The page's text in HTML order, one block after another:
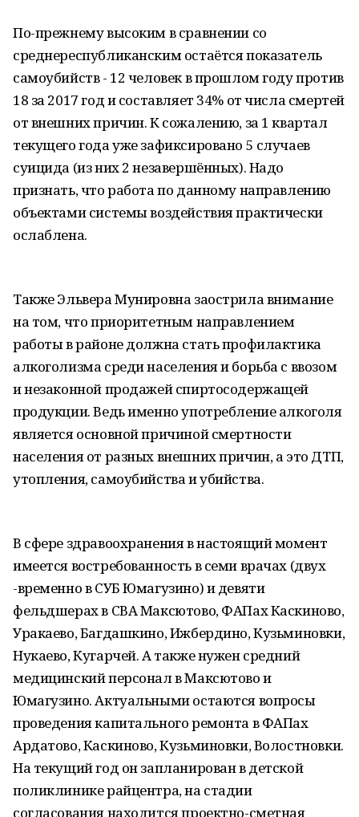
По-прежнему высоким в сравнении со
среднереспубликанским остаётся показатель
самоубийств - 12 человек в прошлом году против
18 за 2017 год и составляет 34% от числа смертей
от внешних причин. К сожалению, за 1 квартал
текущего года уже зафиксировано 5 случаев
суицида (из них 2 незавершённых). Надо
признать, что работа по данному направлению
объектами системы воздействия практически
ослаблена.
Также Эльвера Мунировна заострила внимание
на том, что приоритетным направлением
работы в районе должна стать профилактика
алкоголизма среди населения и борьба с ввозом
и незаконной продажей спиртосодержащей
продукции. Ведь именно употребление алкоголя
является основной причиной смертности
населения от разных внешних причин, а это ДТП,
утопления, самоубийства и убийства.
В сфере здравоохранения в настоящий момент
имеется востребованность в семи врачах (двух
-временно в СУБ Юмагузино) и девяти
фельдшерах в СВА Максютово, ФАПах Каскиново,
Уракаево, Багдашкино, Ижбердино, Кузьминовки,
Нукаево, Кугарчей. А также нужен средний
медицинский персонал в Максютово и
Юмагузино. Актуальными остаются вопросы
проведения капитального ремонта в ФАПах
Ардатово, Каскиново, Кузьминовки, Волостновки.
На текущий год он запланирован в детской
поликлинике райцентра, на стадии
согласования находится проектно-сметная